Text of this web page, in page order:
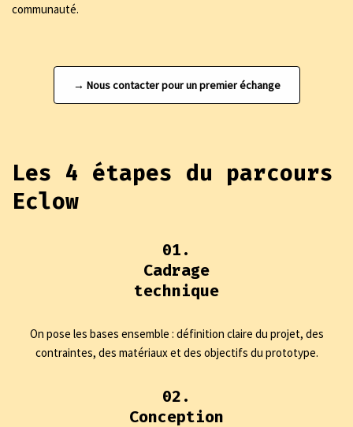
communauté.
→ Nous contacter pour un premier échange
Les 4 étapes du parcours
Eclow
01.
Cadrage
technique
On pose les bases ensemble : définition claire du projet, des
contraintes, des matériaux et des objectifs du prototype.
02.
Conception